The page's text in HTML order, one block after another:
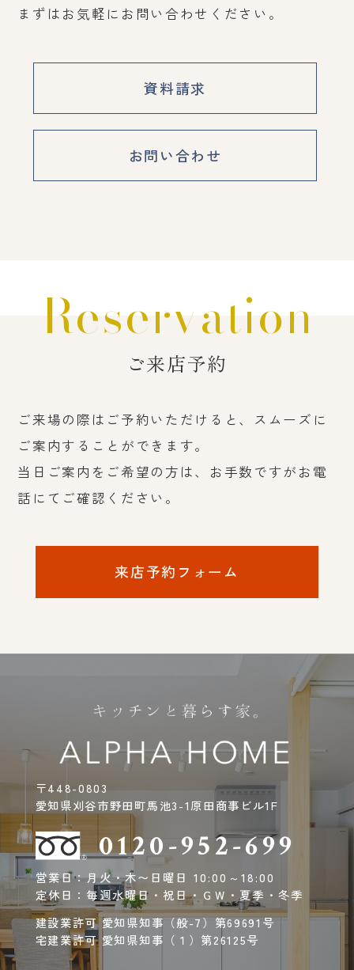
まずはお気軽にお問い合わせください。
資料請求
お問い合わせ
Reservation
ご来店予約
ご来場の際はご予約いただけると、スムーズに
ご案内することができます。
当日ご案内をご希望の方は、お手数ですがお電
話にてご確認ください。
来店予約フォーム
〒448-0803
愛知県刈谷市野田町馬池3-1原田商事ビル1F
0120-952-699
営業日：月火・木〜日曜日 10:00～18:00
定休日：毎週水曜日・祝日・ＧＷ・夏季・冬季
建設業許可 愛知県知事（般-7）第69691号
宅建業許可 愛知県知事（１）第26125号